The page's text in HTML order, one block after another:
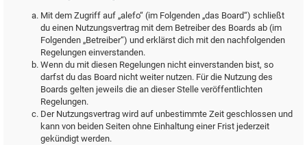
Mit dem Zugriff auf „alefo“ (im Folgenden „das Board“) schließt
du einen Nutzungsvertrag mit dem Betreiber des Boards ab (im
Folgenden „Betreiber“) und erklärst dich mit den nachfolgenden
Regelungen einverstanden.
Wenn du mit diesen Regelungen nicht einverstanden bist, so
darfst du das Board nicht weiter nutzen. Für die Nutzung des
Boards gelten jeweils die an dieser Stelle veröffentlichten
Regelungen.
Der Nutzungsvertrag wird auf unbestimmte Zeit geschlossen und
kann von beiden Seiten ohne Einhaltung einer Frist jederzeit
gekündigt werden.